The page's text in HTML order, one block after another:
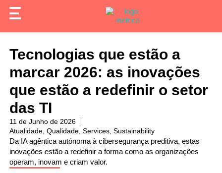
Tecnologias que estão a
marcar 2026: as inovações
que estão a redefinir o setor
das TI
11 de Junho de 2026
Atualidade, Qualidade, Services, Sustainability
Da IA agêntica autónoma à cibersegurança preditiva, estas
inovações estão a redefinir a forma como as organizações
operam, inovam e criam valor.